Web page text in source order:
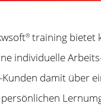
® training bietet
individuelle
-Kunden damit über